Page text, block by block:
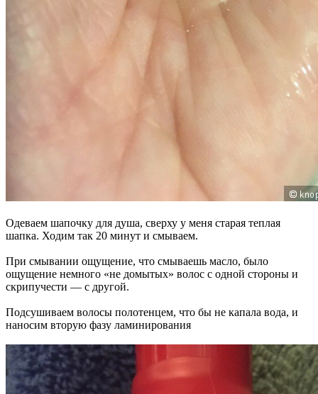
Одеваем шапочку для душа, сверху у меня старая теплая
шапка. Ходим так 20 минут и смываем.
При смывании ощущение, что смываешь масло, было
ощущение немного «не домытых» волос с одной стороны и
скрипучести — с другой.
Подсушиваем волосы полотенцем, что бы не капала вода, и
наносим вторую фазу ламинирования